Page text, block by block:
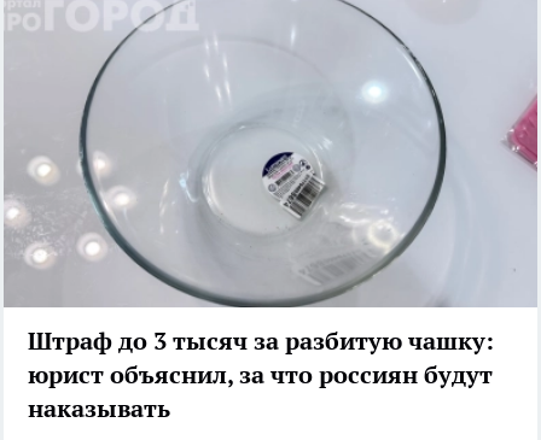
Штраф до 3 тысяч за разбитую чашку:
юрист объяснил, за что россиян будут
наказывать